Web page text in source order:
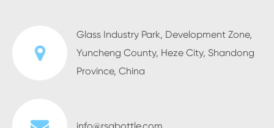
Glass Industry Park, Development Zone,
Yuncheng County, Heze City, Shandong
Province, China